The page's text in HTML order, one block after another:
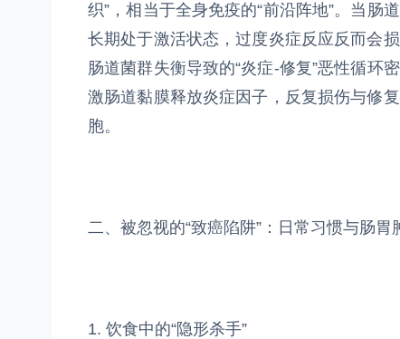
织”，相当于全身免疫的“前沿阵地”。当肠
长期处于激活状态，过度炎症反应反而会
肠道菌群失衡导致的“炎症-修复”恶性循环
激肠道黏膜释放炎症因子，反复损伤与修
胞。
二、被忽视的“致癌陷阱”：日常习惯与肠胃
1. 饮食中的“隐形杀手”